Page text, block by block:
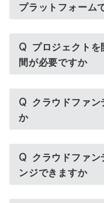
プラットフォーム
Q プロジェクト
間が必要ですか
Q クラウドファ
か
Q クラウドファ
ンジできますか